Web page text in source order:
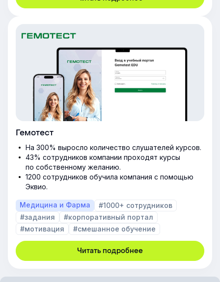
Гемотест
На 300% выросло количество слушателей курсов.
43% сотрудников компании проходят курсы
по собственному желанию.
1200 сотрудников обучила компания с помощью
Эквио.
Медицина и Фарма
#1000+ сотрудников
#задания
#корпоративный портал
#мотивация
#смешанное обучение
Читать подробнее